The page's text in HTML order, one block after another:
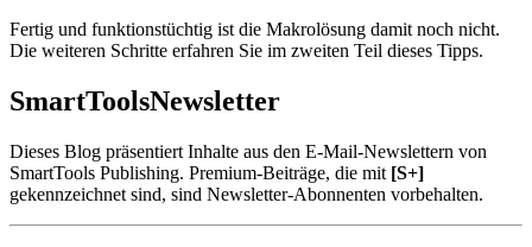
Fertig und funktionstüchtig ist die Makrolösung damit noch nicht.
Die weiteren Schritte erfahren Sie im zweiten Teil dieses Tipps.
SmartToolsNewsletter
Dieses Blog präsentiert Inhalte aus den E-Mail-Newslettern von
SmartTools Publishing. Premium-Beiträge, die mit [S+]
gekennzeichnet sind, sind Newsletter-Abonnenten vorbehalten.